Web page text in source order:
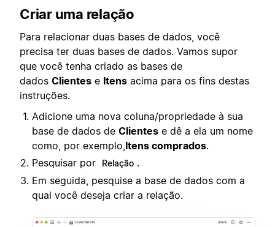
Criar uma relação
Para relacionar duas bases de dados, você
precisa ter duas bases de dados. Vamos supor
que você tenha criado as bases de
dados Clientes e Itens acima para os fins destas
instruções.
Adicione uma nova coluna/propriedade à sua
base de dados de Clientes e dê a ela um nome
como, por exemplo,Itens comprados.
Pesquisar por
Relação .
Em seguida, pesquise a base de dados com a
qual você deseja criar a relação.